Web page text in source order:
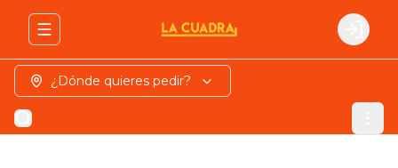
Abrir menu de navegación Login
¿Dónde quieres pedir?